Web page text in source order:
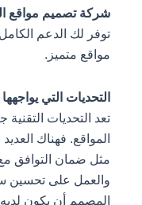
شركة تصميم مواقع
توفر لك الدعم
مواقع متميز.
التحديات التي يواجهها
تعد التحديات التقنية
المواقع. فهناك العديد
مثل ضمان التوافق مع
والعمل على تحسين
المصمم أن يكون لديه